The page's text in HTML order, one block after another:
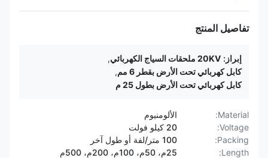
تفاصيل المنتج
إبراز: 20KV ملحقات السياج الكهربائي
,
كابل كهربائي تحت الأرض بقطر 6 مم
,
كابل كهربائي تحت الأرض بطول 25 م
Material:
الألومنيوم
Voltage:
20 كيلو فولت
Packing:
100 متر/لفة أو طول آخر
Length:
25م، 50م، 100م، 200م، 500م